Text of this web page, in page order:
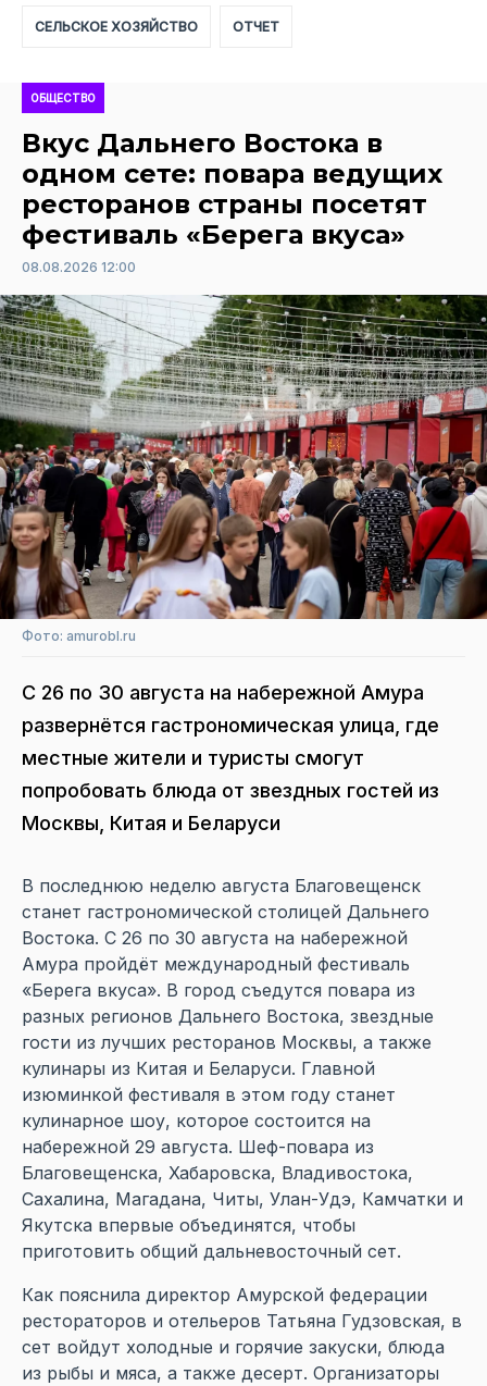
СЕЛЬСКОЕ ХОЗЯЙСТВО ОТЧЕТ
ОБЩЕСТВО
Вкус Дальнего Востока в
одном сете: повара ведущих
ресторанов страны посетят
фестиваль «Берега вкуса»
08.08.2026 12:00
Фото: amurobl.ru
С 26 по 30 августа на набережной Амура
развернётся гастрономическая улица, где
местные жители и туристы смогут
попробовать блюда от звездных гостей из
Москвы, Китая и Беларуси
В последнюю неделю августа Благовещенск
станет гастрономической столицей Дальнего
Востока. С 26 по 30 августа на набережной
Амура пройдёт международный фестиваль
«Берега вкуса». В город съедутся повара из
разных регионов Дальнего Востока, звездные
гости из лучших ресторанов Москвы, а также
кулинары из Китая и Беларуси. Главной
изюминкой фестиваля в этом году станет
кулинарное шоу, которое состоится на
набережной 29 августа. Шеф-повара из
Благовещенска, Хабаровска, Владивостока,
Сахалина, Магадана, Читы, Улан-Удэ, Камчатки и
Якутска впервые объединятся, чтобы
приготовить общий дальневосточный сет.
Как пояснила директор Амурской федерации
рестораторов и отельеров Татьяна Гудзовская, в
сет войдут холодные и горячие закуски, блюда
из рыбы и мяса, а также десерт. Организаторы